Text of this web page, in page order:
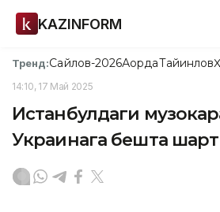
KAZINFORM
Тренд:Сайлов-2026АқордаТайинлов
14:10, 17 Май 2025
Истанбулдаги
Украинага бешта шарт